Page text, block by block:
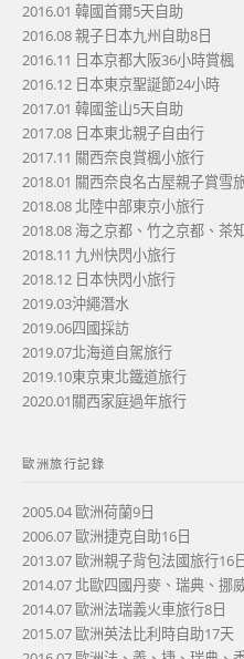
2016.01 韓國首爾5天自助
2016.08 親子日本九州自助8日
2016.11 日本京都大阪36小時賞楓
2016.12 日本東京聖誕節24小時
2017.01 韓國釜山5天自助
2017.08 日本東北親子自由行
2017.11 關西奈良賞楓小旅行
2018.01 關西奈良名古屋親子賞雪
2018.08 北陸中部東京小旅行
2018.08 海之京都、竹之京都、茶
2018.11 九州快閃小旅行
2018.12 日本快閃小旅行
2019.03沖繩潛水
2019.06四國採訪
2019.07北海道自駕旅行
2019.10東京東北鐵道旅行
2020.01關西家庭過年旅行
歐洲旅行記錄
2005.04 歐洲荷蘭9日
2006.07 歐洲捷克自助16日
2013.07 歐洲親子背包法國旅行16日
2014.07 北歐四國丹麥、瑞典、挪
2014.07 歐洲法瑞義火車旅行8日
2015.07 歐洲英法比利時自助17天